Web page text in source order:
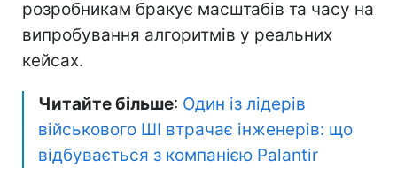
розробникам бракує масштабів та часу на
випробування алгоритмів у реальних
кейсах.
Читайте більше: Один із лідерів
військового ШІ втрачає інженерів: що
відбувається з компанією Palantir